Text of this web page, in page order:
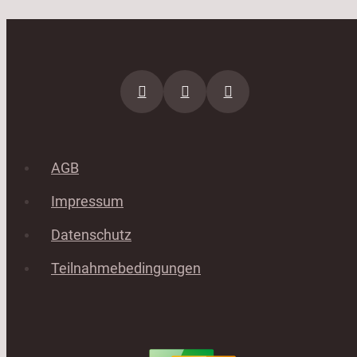
AGB
Impressum
Datenschutz
Teilnahmebedingungen